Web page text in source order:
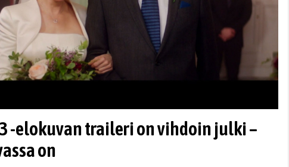
-elokuvan traileri on vihdoin julki –
on